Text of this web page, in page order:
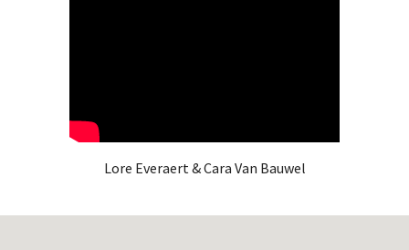
Lore Everaert & Cara Van Bauwel